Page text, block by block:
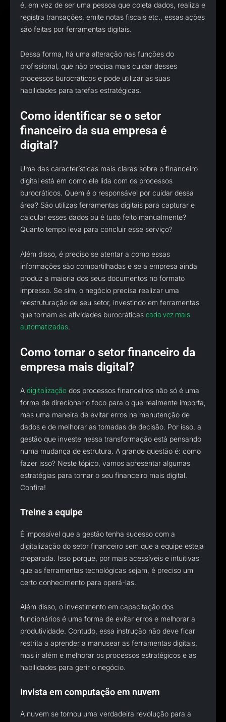
é, em vez de ser uma pessoa que coleta dados, realiza e
registra transações, emite notas fiscais etc., essas ações
são feitas por ferramentas digitais.
Dessa forma, há uma alteração nas funções do
profissional, que não precisa mais cuidar desses
processos burocráticos e pode utilizar as suas
habilidades para tarefas estratégicas.
Como identificar se o setor
financeiro da sua empresa é
digital?
Uma das características mais claras sobre o financeiro
digital está em como ele lida com os processos
burocráticos. Quem é o responsável por cuidar dessa
área? São utilizas ferramentas digitais para capturar e
calcular esses dados ou é tudo feito manualmente?
Quanto tempo leva para concluir esse serviço?
Além disso, é preciso se atentar a como essas
informações são compartilhadas e se a empresa ainda
produz a maioria dos seus documentos no formato
impresso. Se sim, o negócio precisa realizar uma
reestruturação de seu setor, investindo em ferramentas
que tornam as atividades burocráticas cada vez mais
automatizadas.
Como tornar o setor financeiro da
empresa mais digital?
A digitalização dos processos financeiros não só é uma
forma de direcionar o foco para o que realmente importa,
mas uma maneira de evitar erros na manutenção de
dados e de melhorar as tomadas de decisão. Por isso, a
gestão que investe nessa transformação está pensando
numa mudança de estrutura. A grande questão é: como
fazer isso? Neste tópico, vamos apresentar algumas
estratégias para tornar o seu financeiro mais digital.
Confira!
Treine a equipe
É impossível que a gestão tenha sucesso com a
digitalização do setor financeiro sem que a equipe esteja
preparada. Isso porque, por mais acessíveis e intuitivas
que as ferramentas tecnológicas sejam, é preciso um
certo conhecimento para operá-las.
Além disso, o investimento em capacitação dos
funcionários é uma forma de evitar erros e melhorar a
produtividade. Contudo, essa instrução não deve ficar
restrita a aprender a manusear as ferramentas digitais,
mas ir além e melhorar os processos estratégicos e as
habilidades para gerir o negócio.
Invista em computação em nuvem
A nuvem se tornou uma verdadeira revolução para a